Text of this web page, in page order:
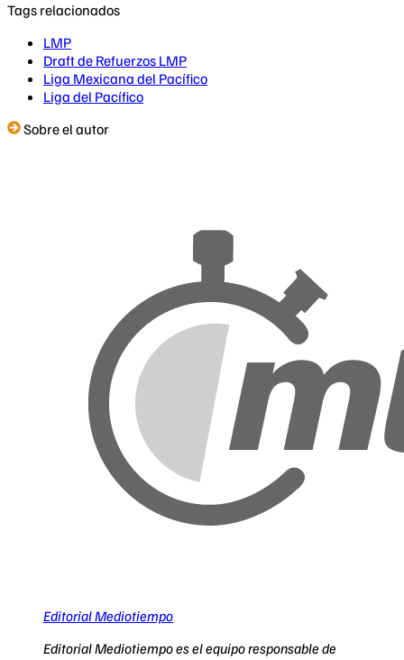
Tags relacionados
LMP
Draft de Refuerzos LMP
Liga Mexicana del Pacífico
Liga del Pacífico
Sobre el autor
Editorial Mediotiempo
Editorial Mediotiempo es el equipo responsable de